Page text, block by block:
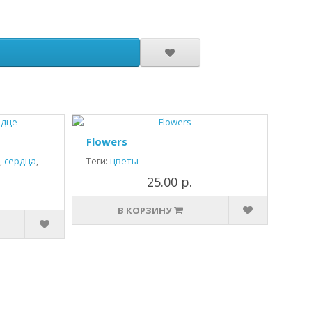
,сердца,
Flowers
Теги: цветы
25.00 р.
В КОРЗИНУ